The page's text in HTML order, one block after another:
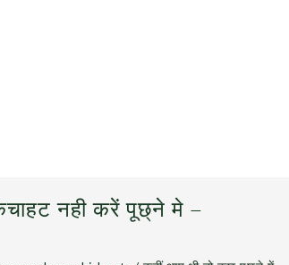
नही करें पूछ्ने मे –